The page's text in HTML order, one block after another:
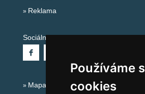
Používáme
cookies
Reklama
Sociální sítě:
Mapa serveru Alpy Itálie - Dolomity